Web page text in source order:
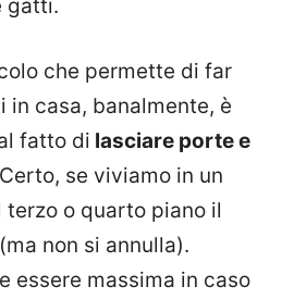
gatti.
che permette di far
in casa, banalmente, è
fatto di lasciare porte e
se viviamo in un
o quarto piano il
non si annulla).
essere massima in caso